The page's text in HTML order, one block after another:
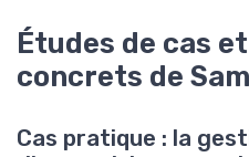
Études de cas
concrets de
Cas pratique : la